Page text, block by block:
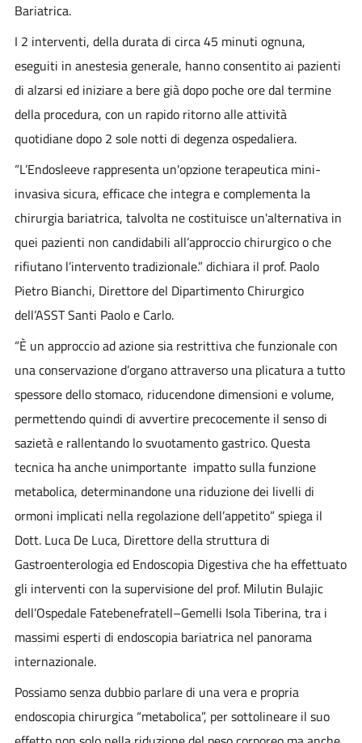
Bariatrica.
I 2 interventi, della durata di circa 45 minuti ognuna,
eseguiti in anestesia generale, hanno consentito ai pazienti
di alzarsi ed iniziare a bere già dopo poche ore dal termine
della procedura, con un rapido ritorno alle attività
quotidiane dopo 2 sole notti di degenza ospedaliera.
“L’Endosleeve rappresenta un'opzione terapeutica mini-
invasiva sicura, efficace che integra e complementa la
chirurgia bariatrica, talvolta ne costituisce un'alternativa in
quei pazienti non candidabili all’approccio chirurgico o che
rifiutano l’intervento tradizionale.”dichiara il prof. Paolo
Pietro Bianchi, Direttore del Dipartimento Chirurgico
dell’ASST Santi Paolo e Carlo.
“È un approccio ad azione sia restrittiva che funzionale con
una conservazione d’organo attraverso una plicatura a tutto
spessore dello stomaco, riducendone dimensioni e volume,
permettendo quindi di avvertire precocemente il senso di
sazietà e rallentando lo svuotamento gastrico. Questa
tecnica ha anche unimportante impatto sullafunzione
metabolica, determinandoneuna riduzione dei livelli di
ormoni implicati nella regolazione dell’appetito”spiega il
Dott. Luca De Luca, Direttore della struttura di
Gastroenterologia ed Endoscopia Digestivache ha effettuato
gli interventi con la supervisione del prof. Milutin Bulajic
dell’Ospedale Fatebenefratell–Gemelli Isola Tiberina, tra i
massimi esperti di endoscopia bariatrica nel panorama
internazionale.
Possiamo senza dubbio parlare di una vera e propria
endoscopia chirurgica “metabolica”, per sottolineare il suo